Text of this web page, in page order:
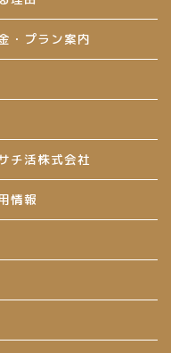
・プラン案内
チ活株式会社
情報